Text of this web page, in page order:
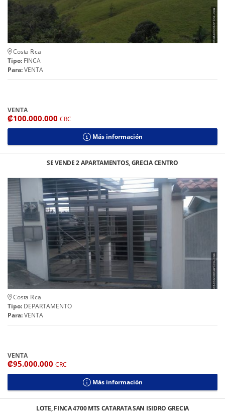
Costa Rica
Tipo: FINCA
Para:VENTA
VENTA
₡100.000.000 CRC
Más información
SE VENDE 2 APARTAMENTOS, GRECIA CENTRO
Costa Rica
Tipo: DEPARTAMENTO
Para:VENTA
VENTA
₡95.000.000 CRC
Más información
LOTE, FINCA 4700 MTS CATARATA SAN ISIDRO GRECIA